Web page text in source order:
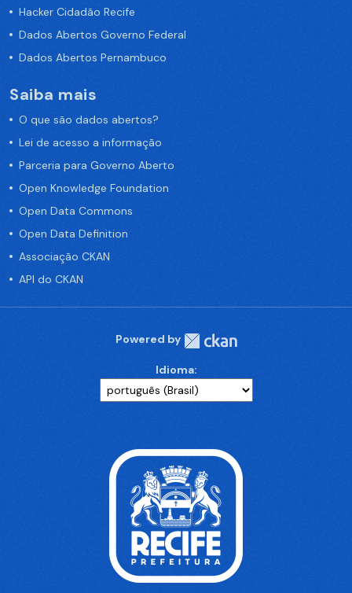
Hacker Cidadão Recife
Dados Abertos Governo Federal
Dados Abertos Pernambuco
Saiba mais
O que são dados abertos?
Lei de acesso a informação
Parceria para Governo Aberto
Open Knowledge Foundation
Open Data Commons
Open Data Definition
Associação CKAN
API do CKAN
Powered by
Idioma